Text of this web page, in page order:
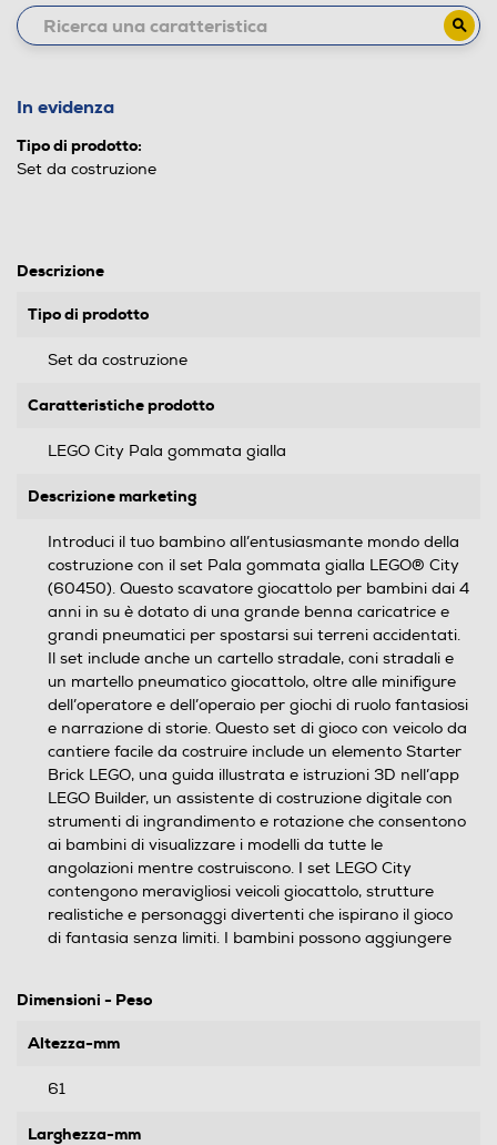
In evidenza
Tipo di prodotto:
Set da costruzione
Descrizione
Tipo di prodotto
Set da costruzione
Caratteristiche prodotto
LEGO City Pala gommata gialla
Descrizione marketing
Introduci il tuo bambino all’entusiasmante mondo della
costruzione con il set Pala gommata gialla LEGO® City
(60450). Questo scavatore giocattolo per bambini dai 4
anni in su è dotato di una grande benna caricatrice e
grandi pneumatici per spostarsi sui terreni accidentati.
Il set include anche un cartello stradale, coni stradali e
un martello pneumatico giocattolo, oltre alle minifigure
dell’operatore e dell’operaio per giochi di ruolo fantasiosi
e narrazione di storie. Questo set di gioco con veicolo da
cantiere facile da costruire include un elemento Starter
Brick LEGO, una guida illustrata e istruzioni 3D nell’app
LEGO Builder, un assistente di costruzione digitale con
strumenti di ingrandimento e rotazione che consentono
ai bambini di visualizzare i modelli da tutte le
angolazioni mentre costruiscono. I set LEGO City
contengono meravigliosi veicoli giocattolo, strutture
realistiche e personaggi divertenti che ispirano il gioco
di fantasia senza limiti. I bambini possono aggiungere
Dimensioni - Peso
Altezza-mm
61
Larghezza-mm